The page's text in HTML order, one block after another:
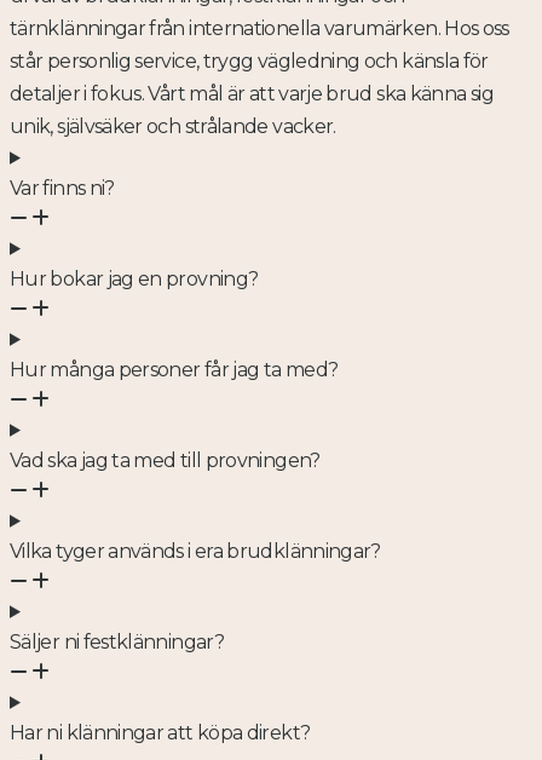
tärnklänningar från internationella varumärken. Hos oss
står personlig service, trygg vägledning och känsla för
detaljer i fokus. Vårt mål är att varje brud ska känna sig
unik, självsäker och strålande vacker.
Var finns ni?
Hur bokar jag en provning?
Hur många personer får jag ta med?
Vad ska jag ta med till provningen?
Vilka tyger används i era brudklänningar?
Säljer ni festklänningar?
Har ni klänningar att köpa direkt?